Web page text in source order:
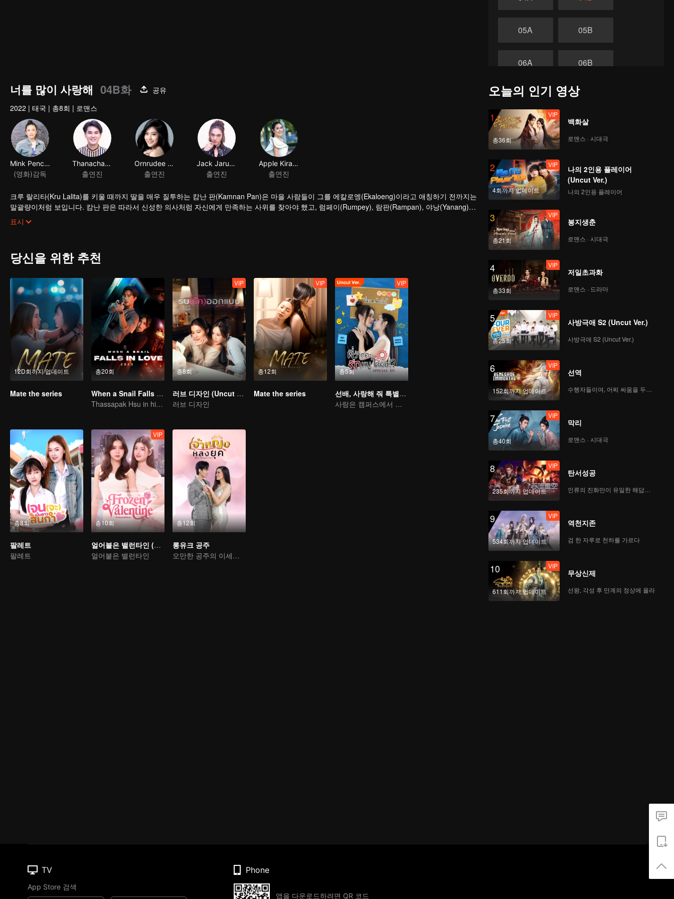
05A 05B
06A 06B
07A 07B
08A 08B
너를 많이 사랑해 04B화
공유
2022 | 태국 | 총8회 | 로맨스
Mink Penchan Vongsomphet
(영화)감독
Thanachat Dulyachat
출연진
Ornrudee Seanla
출연진
Jack Jarupong Kluaymai-ngam
출연진
Apple Kirasa homseang
출연진
크루 랄리타(Kru Lalita)를 키울 때까지 딸을 매우 질투하는 캄난 판(Kamnan Pan)은 마을 사람들이 그를 에칼로엥(Ekaloeng)이라고 애칭하기 전까지는
말괄량이처럼 보입니다. 캄난 판은 따라서 신성한 의사처럼 자신에게 만족하는 사위를 찾아야 했고, 럼페이(Rumpey), 람판(Rampan), 야낭(Yanang)이
팔라듐이 크루 타(Kru Ta)와 사랑에 빠지게끔 도왔습니다. 모든 것이 완벽해 보이지만, 숨의 이전 연인인 프라이 파(Prai Fah)가 그녀의 곁에 있음에도
불구하고 돌아옵니다. 타이드는 감히 자신의 여자를 괴롭히는 사람을 파괴할 준비가 되어 있습니다. ...
표시
당신을 위한 추천
12D회까지 업데이트
Mate the series
총20회
When a Snail Falls in Love 2023
Thassapak Hsu in his leading role in this series featuring two ace investigators
총8회
VIP
러브 디자인 (Uncut Ver.)
러브 디자인
총12회
VIP
Mate the series
총5회
VIP
선배, 사랑해 줘 특별편 (Uncut Ver.)
사랑은 캠퍼스에서 직장까지
총8회
팔레트
팔레트
총10회
VIP
얼어붙은 밸런타인 (TV ver.)
얼어붙은 밸런타인
총12회
롱유크 공주
오만한 공주의 이세계 로맨스
오늘의 인기 영상
1
총36회
VIP
백화살
로맨스 · 시대극
2
4회까지 업데이트
VIP
나의 2인용 플레이어
(Uncut Ver.)
나의 2인용 플레이어
3
총21회
VIP
봉지생춘
로맨스 · 시대극
4
총33회
VIP
저일초과화
로맨스 · 드라마
5
총25회
VIP
사방극애 S2 (Uncut Ver.)
사방극애 S2 (Uncut Ver.)
6
152회까지 업데이트
VIP
선역
7
총40회
VIP
막리
로맨스 · 시대극
8
235회까지 업데이트
VIP
탄서성공
인류의 진화만이 유일한 해답이다
9
534회까지 업데이트
VIP
역천지존
검 한 자루로 천하를 가르다
10
611회까지 업데이트
VIP
무상신제
선왕, 각성 후 만계의 정상에 올라
TV
App Store 검색
Phone
앱을 다운로드하려면 QR 코드